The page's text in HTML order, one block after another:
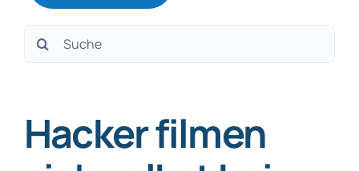
Suche
Hacker filmen